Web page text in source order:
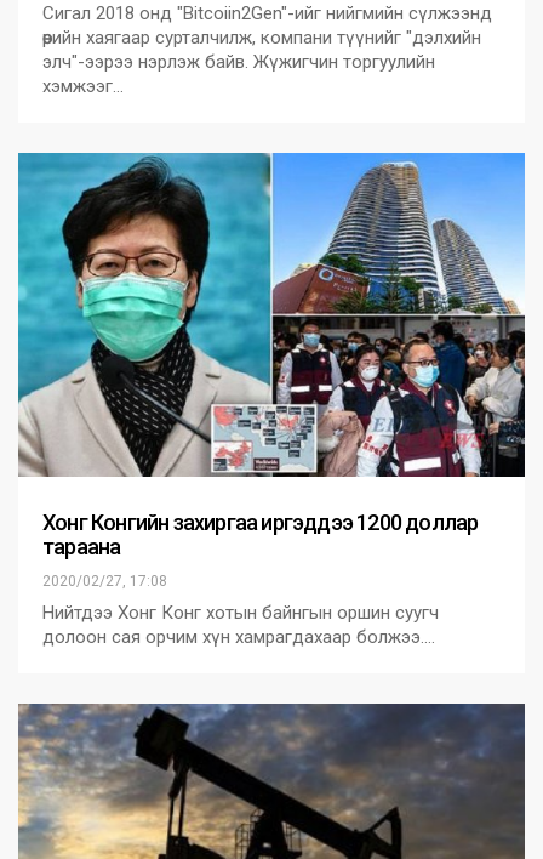
Сигал 2018 онд "Bitcoiin2Gen"-ийг нийгмийн сүлжээнд
өөрийн хаягаар сурталчилж, компани түүнийг "дэлхийн
элч"-ээрээ нэрлэж байв. Жүжигчин торгуулийн
хэмжээг…
Хонг Конгийн захиргаа иргэддээ 1200 доллар
тараана
2020/02/27, 17:08
Нийтдээ Хонг Конг хотын байнгын оршин суугч
долоон сая орчим хүн хамрагдахаар болжээ.…